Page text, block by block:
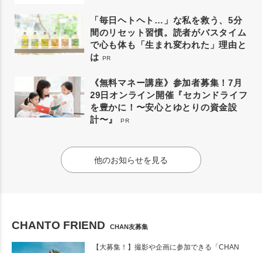
「毎日ヘトヘト…」な私を救う、5分
間のリセット習慣。読者がバスタイム
で心も体も「生まれ変われた」理由と
は PR
《無料マネー講座》参加者募集！7月
29日オンライン開催『セカンドライフ
を豊かに！〜安心とゆとりの資金設
計〜』
PR
他のお知らせを見る
CHANTO FRIEND CHAN友募集
【大募集！】撮影や企画に参加できる「CHAN